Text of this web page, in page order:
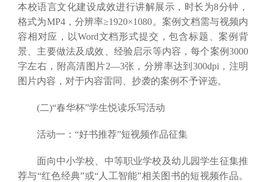
本校语言文化建设成效进行讲解展示，时长为8分钟，
格式为MP4，分辨率≥1920×1080。案例文档需与视频内
容相对应，以Word文档形式提交，包含标题、案例背
景、主要做法及成效、经验启示等内容，每个案例3000
字左右，附高清图片2—3张，分辨率达到300dpi，注明
图片内容，对于内容雷同、抄袭的案例不予评选。
(二)“春华杯”学生悦读乐写活动
活动一：“好书推荐”短视频作品征集
面向中小学校、中等职业学校及幼儿园学生征集推
荐与“红色经典”或“人工智能”相关图书的短视频作品。